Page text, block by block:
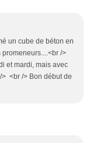
un cube de béton en
/>
et mardi, mais avec
<br /> Bon début de